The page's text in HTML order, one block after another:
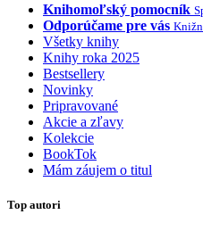
Knihomoľský pomocník
Odporúčame pre vás
Všetky knihy
Knihy roka 2025
Bestsellery
Novinky
Pripravované
Akcie a zľavy
Kolekcie
BookTok
Mám záujem o titul
Top autori